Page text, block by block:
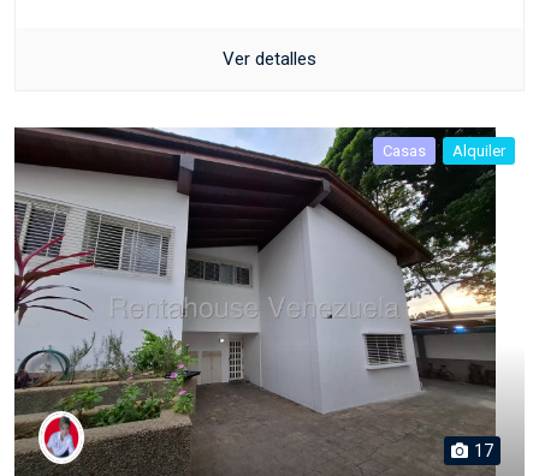
Ver detalles
Casas Alquiler
17